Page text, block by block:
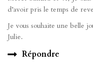
d’avoir pris le temps de
Je vous souhaite une belle
Julie.
Répondre